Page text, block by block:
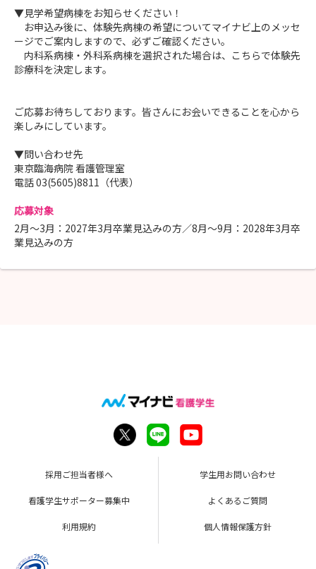
▼見学希望病棟をお知らせください！
お申込み後に、体験先病棟の希望についてマイナビ上のメッセ
ージでご案内しますので、必ずご確認ください。
内科系病棟・外科系病棟を選択された場合は、こちらで体験先
診療科を決定します。
ご応募お待ちしております。皆さんにお会いできることを心から
楽しみにしています。
▼問い合わせ先
東京臨海病院 看護管理室
電話 03(5605)8811（代表）
応募対象
2月～3月：2027年3月卒業見込みの方／8月～9月：2028年3月卒
業見込みの方
採用ご担当者様へ 学生用お問い合わせ
看護学生サポーター募集中 よくあるご質問
利用規約 個人情報保護方針